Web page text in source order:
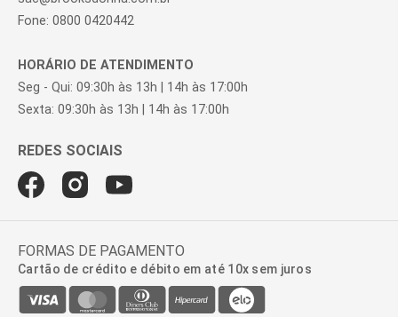
Fone: 0800 0420442
HORÁRIO DE ATENDIMENTO
Seg - Qui: 09:30h às 13h | 14h às 17:00h
Sexta: 09:30h às 13h | 14h às 17:00h
FORMAS DE PAGAMENTO
Cartão de crédito e débito em até 10x sem juros